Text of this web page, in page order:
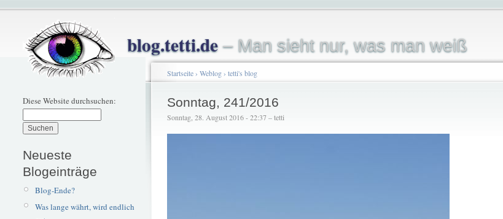
blog.tetti.de– Man sieht nur, was man weiß
Diese Website durchsuchen:
Neueste
Blogeinträge
Blog-Ende?
Was lange währt, wird endlich
Startseite› Weblog› tetti's blog
Sonntag, 241/2016
Sonntag, 28. August 2016 - 22:37 – tetti